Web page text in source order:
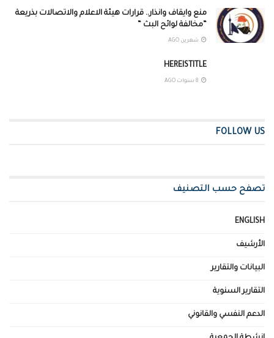
منع وايقاف وانذار.. قرارات هيئة الاعلام والاتصالات بذريعة
“مخالفة لوائح البث “
شهرين AGO
HEREISTITLE
FOLLOW US
تصفح حسب التصنيف
ENGLISH
الأرشيف
البيانات والتقارير
التقارير السنوية
الدعم النفسي والقانوني